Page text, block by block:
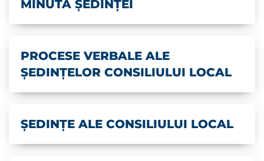
MINUTA ȘEDINȚEI
PROCESE VERBALE ALE
ȘEDINȚELOR CONSILIULUI LOCAL
ȘEDINȚE ALE CONSILIULUI LOCAL